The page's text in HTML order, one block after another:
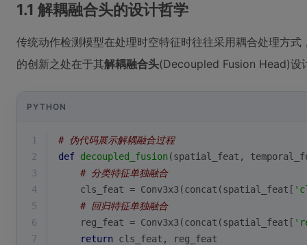
1.1 解耦融合头的设计哲学
传统动作检测模型在处理时空特征时往往采用耦合处理方
的创新之处在于其解耦融合头(Decoupled Fusion Head)设
PYTHON
1
# 伪代码展示解耦融合过程
2
def decoupled_fusion(spatial_feat,
3
# 分类特征单独融合
4
    cls_feat = Conv3x3(concat(spatial_feat[
5
# 回归特征单独融合
6
    reg_feat = Conv3x3(concat(spatial_feat[
7
return cls_feat, reg_feat